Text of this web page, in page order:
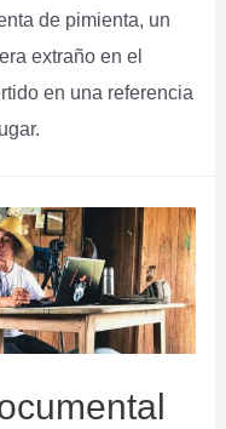
de pimienta, un
extraño en el
en una referencia